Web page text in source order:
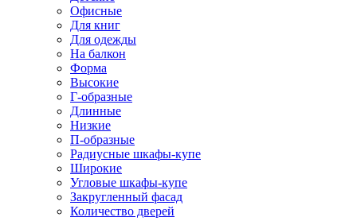
Офисные
Для книг
Для одежды
На балкон
Форма
Высокие
Г-образные
Длинные
Низкие
П-образные
Радиусные шкафы-купе
Широкие
Угловые шкафы-купе
Закругленный фасад
Количество дверей